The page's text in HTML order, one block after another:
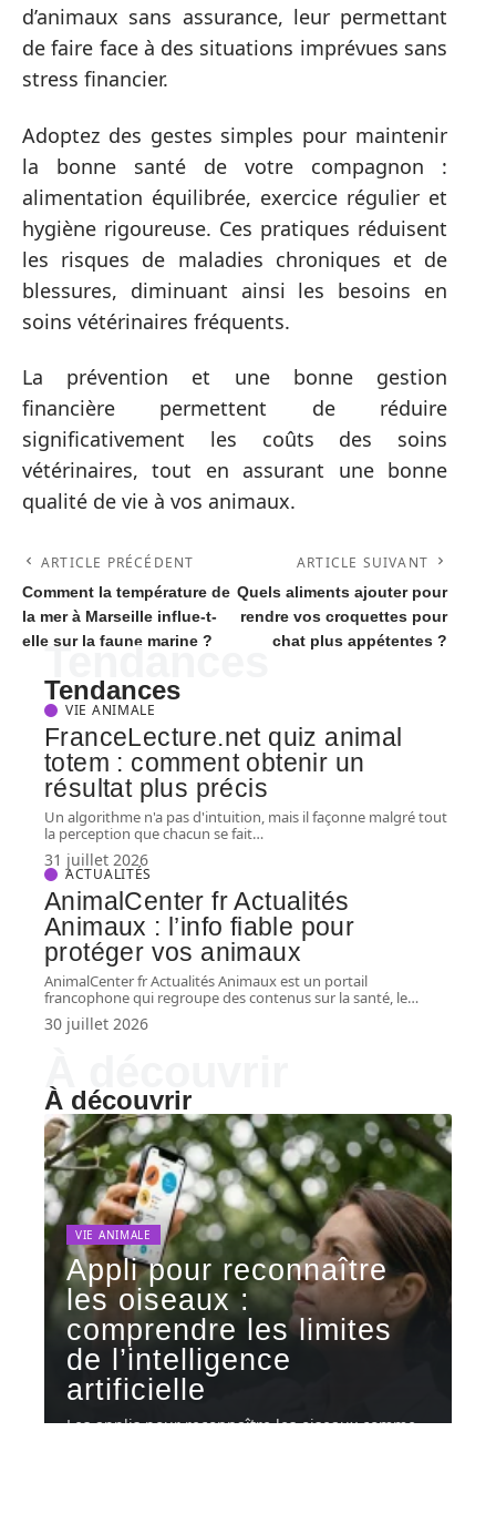
d’animaux sans assurance, leur permettant
de faire face à des situations imprévues sans
stress financier.
Adoptez des gestes simples pour maintenir
la bonne santé de votre compagnon :
alimentation équilibrée, exercice régulier et
hygiène rigoureuse. Ces pratiques réduisent
les risques de maladies chroniques et de
blessures, diminuant ainsi les besoins en
soins vétérinaires fréquents.
La prévention et une bonne gestion
financière permettent de réduire
significativement les coûts des soins
vétérinaires, tout en assurant une bonne
qualité de vie à vos animaux.
ARTICLE PRÉCÉDENT
Comment la température de
la mer à Marseille influe-t-
elle sur la faune marine ?
ARTICLE SUIVANT
Quels aliments ajouter pour
rendre vos croquettes pour
chat plus appétentes ?
Tendances
Tendances
VIE ANIMALE
FranceLecture.net quiz animal
totem : comment obtenir un
résultat plus précis
Un algorithme n'a pas d'intuition, mais il façonne malgré tout
la perception que chacun se fait…
31 juillet 2026
ACTUALITÉS
AnimalCenter fr Actualités
Animaux : l’info fiable pour
protéger vos animaux
AnimalCenter fr Actualités Animaux est un portail
francophone qui regroupe des contenus sur la santé, le…
30 juillet 2026
À découvrir
VIE ANIMALE
Appli pour reconnaître
les oiseaux :
comprendre les limites
de l’intelligence
artificielle
Les applis pour reconnaître les oiseaux comme